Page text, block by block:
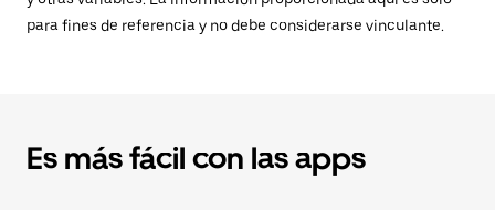
para fines de referencia y no debe considerarse vinculante.
Es más fácil con las apps